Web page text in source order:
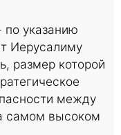
указанию
Иерусалиму
размер которой
между
самом высоком